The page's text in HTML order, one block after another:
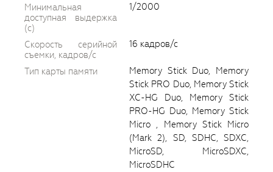
Минимальная
доступная выдержка
(c)
1/2000
Скорость серийной
съемки, кадров/с
16 кадров/с
Тип карты памяти
Memory Stick Duo, Memory
Stick PRO Duo, Memory Stick
XC-HG Duo, Memory Stick
PRO-HG Duo, Memory Stick
Micro , Memory Stick Micro
(Mark 2), SD, SDHC, SDXC,
MicroSD, MicroSDXC,
MicroSDHC